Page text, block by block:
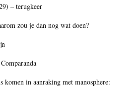
– terugkeer
zou je dan nog wat doen?
komen in aanraking met manosphere: